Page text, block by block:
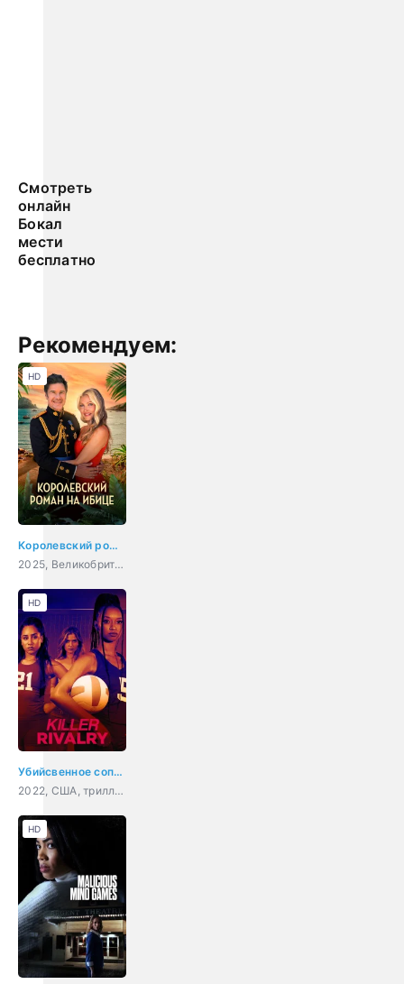
Смотреть
онлайн
Бокал
мести
бесплатно
Рекомендуем:
Королевский роман на Ибице
2025, Великобритания, мелодрама
HD
Убийсвенное соперничество
2022, США, триллер, детектив
HD
HD